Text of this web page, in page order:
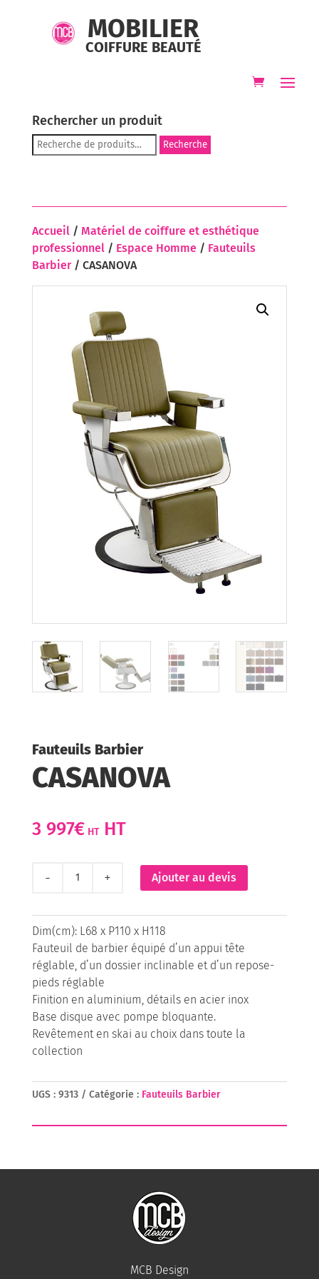
MOBILIER
COIFFURE BEAUTÉ
Rechercher un produit
Recherche
pour :
Recherche
Accueil/ Matériel de coiffure et esthétique
professionnel/ Espace Homme/ Fauteuils
Barbier/ CASANOVA
Fauteuils Barbier
CASANOVA
3 997€ HT
quantité
Ajouter au devis
Dim(cm): L68 x P110 x H118
Fauteuil de barbier équipé d’un appui tête
réglable, d’un dossier inclinable et d’un repose-
pieds réglable
Finition en aluminium, détails en acier inox
Base disque avec pompe bloquante.
Revêtement en skai au choix dans toute la
collection
UGS : 9313 Catégorie : Fauteuils Barbier
MCB Design